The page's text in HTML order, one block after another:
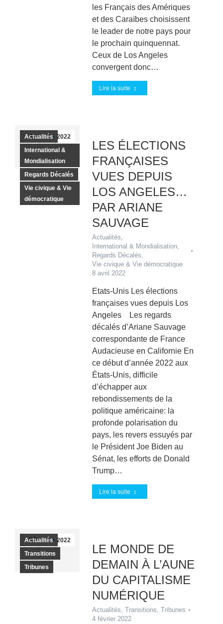
les Français des Amériques
et des Caraïbes choisissent
le leader de notre pays pour
le prochain quinquennat.
Ceux de Los Angeles
convergent donc…
Lire la suite
Avr 8 2022
Actualités
International &
Mondialisation
Regards Décalés
Vie civique & Vie
démocratique
LES ÉLECTIONS
FRANÇAISES
VUES DEPUIS
LOS ANGELES…
PAR ARIANE
SAUVAGE
Actualités,
International & Mondialisation,
Regards Décalés,
Vie civique & Vie démocratique
8 avril 2022
Etats-Unis Les élections
françaises vues depuis Los
Angeles Les regards
décalés d’Ariane Sauvage
correspondante de France
Audacieuse en Californie En
ce début d’année 2022 aux
États-Unis, difficile
d’échapper aux
rebondissements de la
politique américaine: la
profonde polarisation du
pays, les revers essuyés par
le Président Joe Biden au
Sénat, les efforts de Donald
Trump…
Lire la suite
Fév 4 2022
Actualités
Transitions
Tribunes
LE MONDE DE
DEMAIN À L’AUNE
DU CAPITALISME
NUMÉRIQUE
Actualités,Transitions,Tribunes
4 février 2022